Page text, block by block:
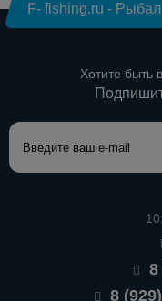
F- fishing.ru -
Хотите быть
8
8